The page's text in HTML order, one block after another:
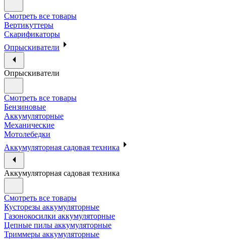
Смотреть все товары
Вертикуттеры
Скарификаторы
Опрыскиватели
Опрыскиватели
Смотреть все товары
Бензиновые
Аккумуляторные
Механические
Мотолебедки
Аккумуляторная садовая техника
Аккумуляторная садовая техника
Смотреть все товары
Кусторезы аккумуляторные
Газонокосилки аккумуляторные
Цепные пилы аккумуляторные
Триммеры аккумуляторные